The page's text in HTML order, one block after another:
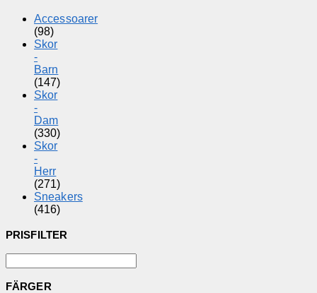
Accessoarer
(98)
Skor
-
Barn
(147)
Skor
-
Dam
(330)
Skor
-
Herr
(271)
Sneakers
(416)
PRISFILTER
FÄRGER